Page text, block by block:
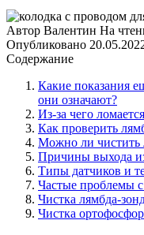
Автор Валентин На
Опубликовано
Содержание
Какие показания
они означают?
Из-за чего
Как проверить
Можно ли чистить
Причины выхода
Типы датчиков и
Частые проблемы
Чистка лямбда-
Чистка